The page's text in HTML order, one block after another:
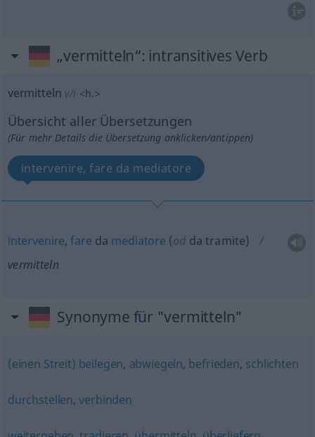
„vermitteln“: intransitives Verb
vermitteln v/i <h.>
Übersicht aller Übersetzungen
(Für mehr Details die Übersetzung anklicken/antippen)
intervenire, fare da mediatore
intervenire,fare da mediatore (od da tramite)
vermitteln
Synonyme für "vermitteln"
(einen Streit) beilegen, abwiegeln, befrieden, schlichten
durchstellen,verbinden